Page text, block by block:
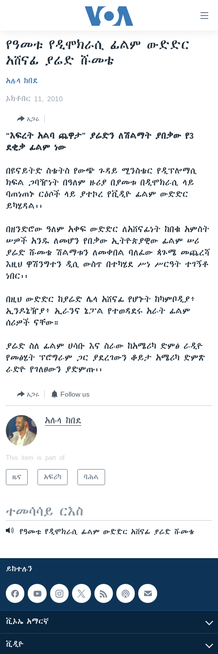
ማገናኛዎች
ወደ
ዋናው
ይዘት
ወደ
ይዘት
እለፍ
ወደ
ይዘት
እለፍ
ዜና
ዓለምአቀፍ
አሜሪካ
መካከለኛው ምሥራቅ
ኑሮ በጤንነት
ጋቢና ቪኦኤ
ከምሽቱ ሦስት ሰዓት የአማርኛ ዜና
ቪዲዮ
የፎቶ መድብሎች
Learning English
ይከተሉን
ቋንቋዎች
የዓመቱ የዲሞክራሲ ፊልም ውድድር
አሸናፊ ያሬድ ሹመቴ
አሉላ ከበደ
ኦክቶበር 11, 2010
አጋሩ
“እፍረት አልባ ጨዋታ” ያሬድን ለሽልማት ያበቃው የ3
ደቂቃ ፊልም ነው
በዩናይትድ ስቴትስ የውጭ ጉዳይ ሚንስቴር የዲፕሎማሲ
ክፍል ጋባዥነት በዓለም ዙሪያ በያመቱ በዲሞክራሲ ላይ
ባጠነጠኑ ርዕሶች ላይ ያተኮረ የቪዲዮ ፊልም ውድድር
ይካሄዳል፡፡
በዘንድሮው ዓለም አቀፍ ውድድር ለአሸናፊነት ከበቁ አምስት
ሠዎች አንዱ ለመሆን የበቃው ኢትዮጵያዊው ፊልም ሠሪ
ያሬድ ሹመቴ ሽልማቱን ለመቀበል ባለፈው ጳጉሜ መጨረሻ
እዚህ ዋሽንግተን ዲሲ ውስጥ በተካሄደ ሥነ ሥርዓት ተገኝቶ
ነበር፡፡
በዚህ ውድድር ከያሬድ ሌላ አሸናፊ የሆኑት ከካምቦዲያ፥
ኢንዶኔዥያ፥ ኢራንና ኔፓል የተወዳደሩ አራት ፊልም
ሰሪዎች ናቸው።
ያሬድ ስለ ፊልም ሀሳቡ እና ስራው ከአሜሪካ ድምፅ ራዲዮ
የመፅሄት ፕሮግራም ጋር ያደረገውን ቆይታ አሜሪካ ድምጽ
ራድዮ የገለፀውን ያድምጡ፡፡
አጋሩ Follow us
አሉላ ከበደ
This item is part of
ዜና አፍሪካ ባሕል
ተመሳሳይ ርእስ
የዓመቱ የዲሞክራሲ ፊልም ውድድር አሸናፊ ያሬድ ሹመቴ
ይከተሉን
ቪኦኤ አማርኛ
ቪዲዮ